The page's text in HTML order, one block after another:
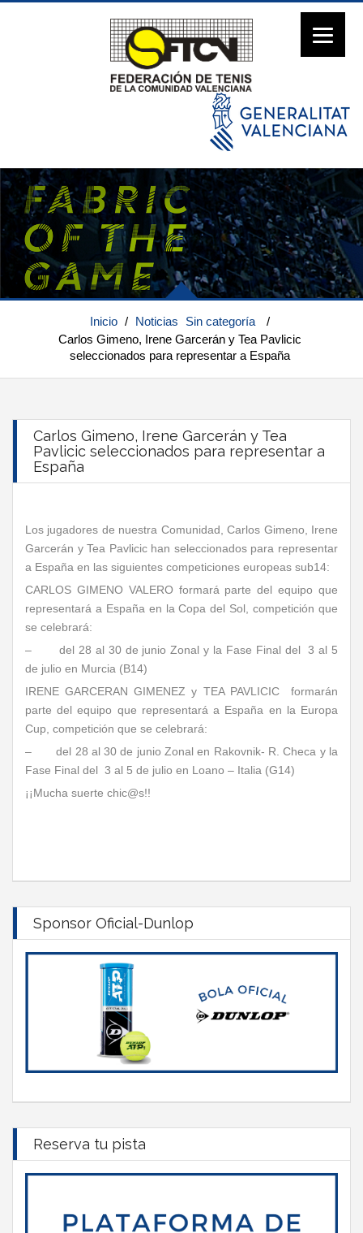
Inicio / Noticias Sin categoría
/
Carlos Gimeno, Irene Garcerán y Tea Pavlicic
seleccionados para representar a España
Carlos Gimeno, Irene Garcerán y Tea
Pavlicic seleccionados para representar a
España
Los jugadores de nuestra Comunidad, Carlos Gimeno, Irene
Garcerán y Tea Pavlicic han seleccionados para representar
a España en las siguientes competiciones europeas sub14:
CARLOS GIMENO VALERO formará parte del equipo que
representará a España en la Copa del Sol, competición que
se celebrará:
– del 28 al 30 de junio Zonal y la Fase Final del 3 al 5
de julio en Murcia (B14)
IRENE GARCERAN GIMENEZ y TEA PAVLICIC formarán
parte del equipo que representará a España en la Europa
Cup, competición que se celebrará:
– del 28 al 30 de junio Zonal en Rakovnik- R. Checa y la
Fase Final del 3 al 5 de julio en Loano – Italia (G14)
¡¡Mucha suerte chic@s!!
Sponsor Oficial-Dunlop
Reserva tu pista